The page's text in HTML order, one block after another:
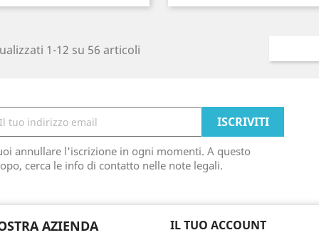
1-12 su 56 articoli
annullare l'iscrizione in ogni momenti. A questo
cerca le info di contatto nelle note legali.
AZIENDA IL TUO ACCOUNT